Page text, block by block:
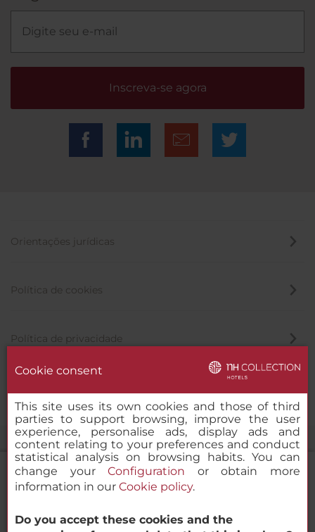
NH Collection Porto Batalha
Inscreva-se agora
Orientações jurídicas
Política de cookies
Política de privacidade
© 2000-2026 MINOR HOTELS EUROPE & AMERICAS Santa Engracia
Cookie consent
This site uses its own cookies and those of third
parties to support browsing, improve the user
experience, personalise ads, display ads and
content relating to your preferences and conduct
statistical analysis on browsing habits. You can
change yourConfiguration or obtain more
information in our Cookie policy.
Do you accept these cookies and the